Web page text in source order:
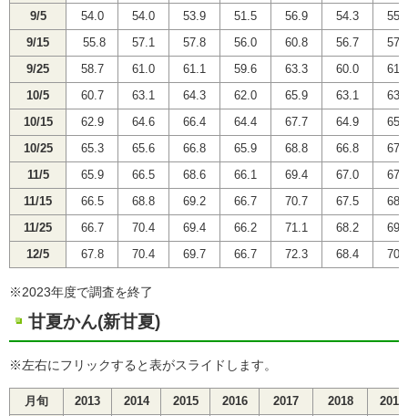
9/5 54.0 54.0 53.9 51.5 56.9 54.3
9/15 55.8 57.1 57.8 56.0 60.8 56.7
9/25 58.7 61.0 61.1 59.6 63.3 60.0
10/5 60.7 63.1 64.3 62.0 65.9 63.1
10/15 62.9 64.6 66.4 64.4 67.7 64.9
10/25 65.3 65.6 66.8 65.9 68.8 66.8
11/5 65.9 66.5 68.6 66.1 69.4 67.0
11/15 66.5 68.8 69.2 66.7 70.7 67.5
11/25 66.7 70.4 69.4 66.2 71.1 68.2
12/5 67.8 70.4 69.7 66.7 72.3 68.4
※2023年度で調査を終了
甘夏かん(新甘夏)
※左右にフリックすると表がスライドします。
月旬 2013 2014 2015 2016 2017 2018 2019